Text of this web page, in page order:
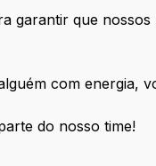
garantir que
com energia,
do nosso time!